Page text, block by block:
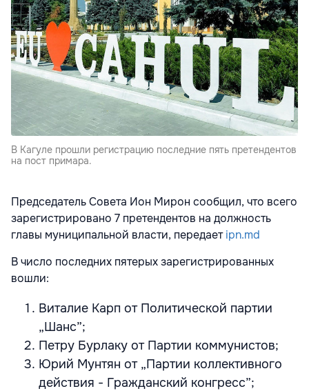
В Кагуле прошли регистрацию последние пять претендентов
на пост примара.
Председатель Совета Ион Мирон сообщил, что всего
зарегистрировано 7 претендентов на должность
главы муниципальной власти, передаетipn.md
В число последних пятерых зарегистрированных
вошли:
Виталие Карп от Политической партии
„Шанс”;
Петру Бурлаку от Партии коммунистов;
Юрий Мунтян от „Партии коллективного
действия - Гражданский конгресс”;